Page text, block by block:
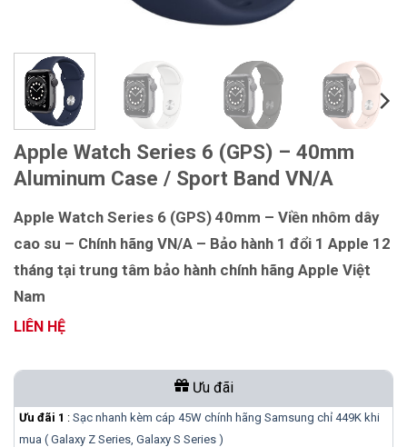
Apple Watch Series 6 (GPS) – 40mm
Aluminum Case / Sport Band VN/A
Apple Watch Series 6 (GPS) 40mm – Viền nhôm dây
cao su – Chính hãng VN/A – Bảo hành 1 đổi 1 Apple 12
tháng tại trung tâm bảo hành chính hãng Apple Việt
Nam
LIÊN HỆ
Ưu đãi
Ưu đãi 1 : Sạc nhanh kèm cáp 45W chính hãng Samsung chỉ 449K khi
mua ( Galaxy Z Series, Galaxy S Series )